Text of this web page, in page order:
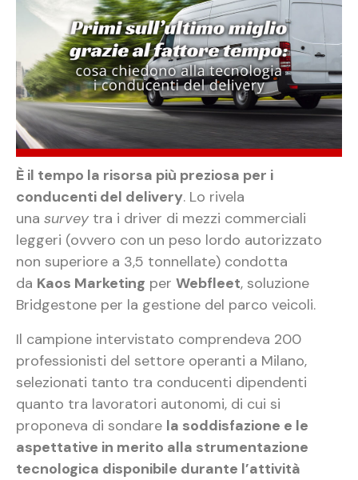
È il tempo la risorsa più preziosa per i
conducenti del delivery. Lo rivela
una survey tra i driver di mezzi commerciali
leggeri (ovvero con un peso lordo autorizzato
non superiore a 3,5 tonnellate) condotta
da Kaos Marketing per Webfleet, soluzione
Bridgestone per la gestione del parco veicoli.
Il campione intervistato comprendeva 200
professionisti del settore operanti a Milano,
selezionati tanto tra conducenti dipendenti
quanto tra lavoratori autonomi, di cui si
proponeva di sondare la soddisfazione e le
aspettative in merito alla strumentazione
tecnologica disponibile durante l’attività